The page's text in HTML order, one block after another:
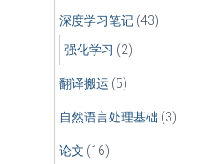
深度学习笔记 (43)
强化学习 (2)
翻译搬运 (5)
自然语言处理基础 (3)
论文 (16)